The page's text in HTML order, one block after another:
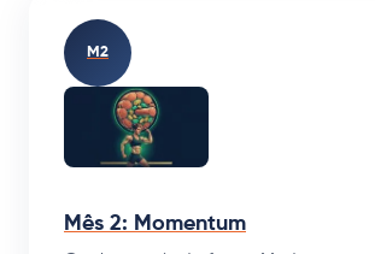
M2
Mês 2: Momentum